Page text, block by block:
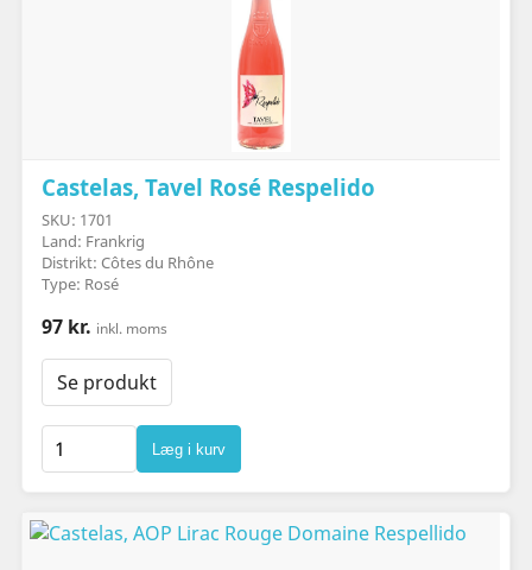
Castelas, Tavel Rosé Respelido
SKU: 1701
Land: Frankrig
Distrikt: Côtes du Rhône
Type: Rosé
97 kr. inkl. moms
Se produkt
Læg i kurv